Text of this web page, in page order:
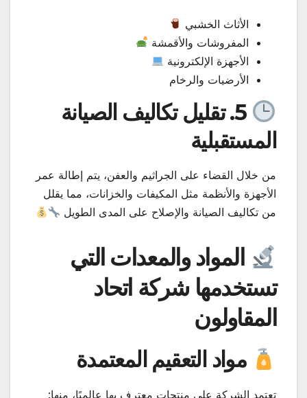
الأثاث الخشبي
المفروشات والأقمشة
الأجهزة الإلكترونية
الأرضيات والرخام
5. تقليل تكاليف الصيانة
المستقبلية
من خلال القضاء على الجراثيم والعفن، يتم إطالة عمر
الأجهزة والأنظمة مثل المكيفات والخزانات، مما يقلل
من تكاليف الصيانة والإصلاح على المدى الطويل
المواد والمعدات التي
تستخدمها شركة اتحاد
المقاولون
مواد التعقيم المعتمدة
تعتمد الشركة على منتجات معترف بها عالميًا، منها: